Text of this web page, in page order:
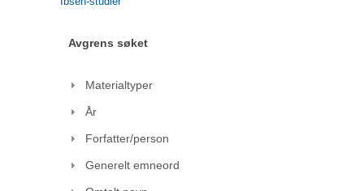
Avgrens søket
Materialtyper
År
Forfatter/person
Generelt emneord